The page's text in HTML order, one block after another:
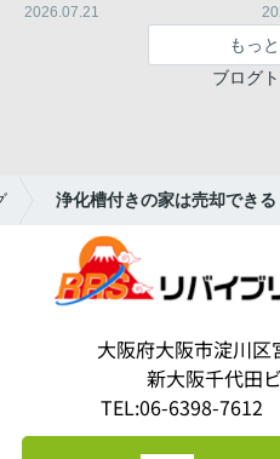
2026.07.21
もっ
ブログ
浄化槽付きの家は売却でき
大阪府大阪市淀川区
新大阪千代田
TEL:06-6398-7612